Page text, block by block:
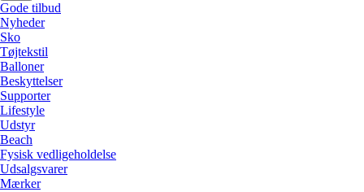
Gode tilbud
Nyheder
Sko
Tøjtekstil
Balloner
Beskyttelser
Supporter
Lifestyle
Udstyr
Beach
Fysisk vedligeholdelse
Udsalgsvarer
Mærker